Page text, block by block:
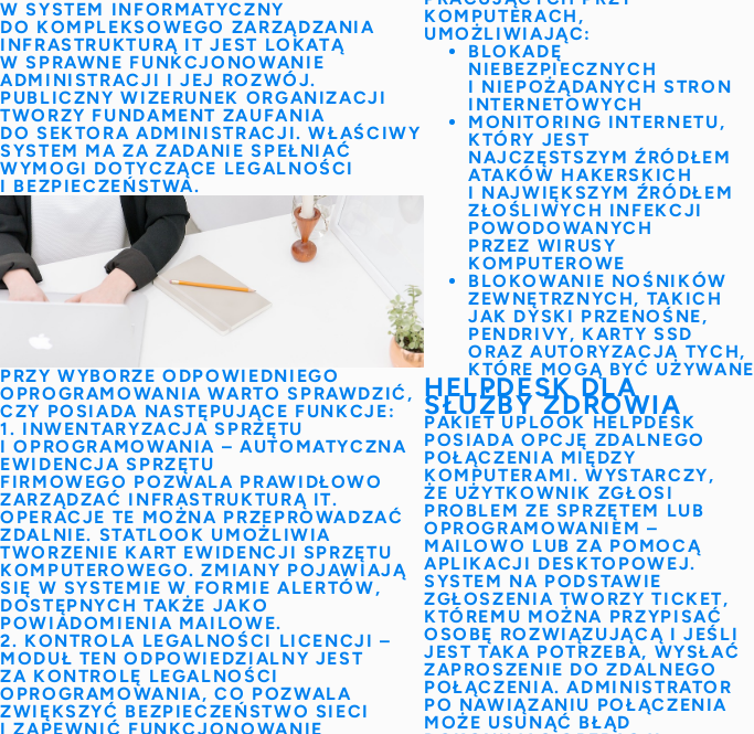
W SYSTEM INFORMATYCZNY
DO KOMPLEKSOWEGO ZARZĄDZANIA
INFRASTRUKTURĄ IT JEST LOKATĄ
W SPRAWNE FUNKCJONOWANIE
ADMINISTRACJI I JEJ ROZWÓJ.
PUBLICZNY WIZERUNEK ORGANIZACJI
TWORZY FUNDAMENT ZAUFANIA
DO SEKTORA ADMINISTRACJI. WŁAŚCIWY
SYSTEM MA ZA ZADANIE SPEŁNIAĆ
WYMOGI DOTYCZĄCE LEGALNOŚCI
I BEZPIECZEŃSTWA.
PRZY WYBORZE ODPOWIEDNIEGO
OPROGRAMOWANIA WARTO SPRAWDZIĆ,
CZY POSIADA NASTĘPUJĄCE FUNKCJE:
1. INWENTARYZACJA SPRZĘTU
I OPROGRAMOWANIA – AUTOMATYCZNA
EWIDENCJA SPRZĘTU
FIRMOWEGO POZWALA PRAWIDŁOWO
ZARZĄDZAĆ INFRASTRUKTURĄ IT.
OPERACJE TE MOŻNA PRZEPROWADZAĆ
ZDALNIE. STATLOOK UMOŻLIWIA
TWORZENIE KART EWIDENCJI SPRZĘTU
KOMPUTEROWEGO. ZMIANY POJAWIAJĄ
SIĘ W SYSTEMIE W FORMIEALERTÓW,
DOSTĘPNYCH TAKŻE JAKO
POWIADOMIENIA MAILOWE.
2. KONTROLA LEGALNOŚCI LICENCJI –
MODUŁ TEN ODPOWIEDZIALNY JEST
ZA KONTROLĘ LEGALNOŚCI
OPROGRAMOWANIA, CO POZWALA
ZWIĘKSZYĆ BEZPIECZEŃSTWO SIECI
I ZAPEWNIĆ FUNKCJONOWANIE
KOMPUTERACH,
UMOŻLIWIAJĄC:
BLOKADĘ
NIEBEZPIECZNYCH
I NIEPOŻĄDANYCH STRON
INTERNETOWYCH
MONITORING INTERNETU,
KTÓRY JEST
NAJCZĘSTSZYM ŹRÓDŁEM
ATAKÓW HAKERSKICH
I NAJWIĘKSZYM ŹRÓDŁEM
ZŁOŚLIWYCH INFEKCJI
POWODOWANYCH
PRZEZ WIRUSY
KOMPUTEROWE
BLOKOWANIE NOŚNIKÓW
ZEWNĘTRZNYCH, TAKICH
JAK DYSKI PRZENOŚNE,
PENDRIVY, KARTY SSD
ORAZ AUTORYZACJA TYCH,
KTÓRE MOGĄ BYĆ UŻYWANE
HELPDESK DLA
SŁUŻBY ZDROWIA
PAKIET UPLOOK HELPDESK
POSIADA OPCJĘ ZDALNEGO
POŁĄCZENIA MIĘDZY
KOMPUTERAMI. WYSTARCZY,
ŻE UŻYTKOWNIK ZGŁOSI
PROBLEM ZE SPRZĘTEM LUB
OPROGRAMOWANIEM –
MAILOWO LUB ZA POMOCĄ
APLIKACJI DESKTOPOWEJ.
SYSTEM NA PODSTAWIE
ZGŁOSZENIA TWORZYTICKET,
KTÓREMU MOŻNA PRZYPISAĆ
OSOBĘ ROZWIĄZUJĄCĄ I JEŚLI
JEST TAKA POTRZEBA, WYSŁAĆ
ZAPROSZENIE DO ZDALNEGO
POŁĄCZENIA. ADMINISTRATOR
PO NAWIĄZANIU POŁĄCZENIA
MOŻE USUNĄĆ BŁĄD